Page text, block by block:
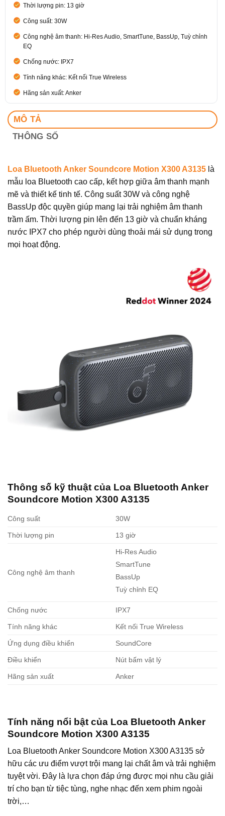
Thời lượng pin: 13 giờ
Công suất: 30W
Công nghệ âm thanh: Hi-Res Audio, SmartTune, BassUp, Tuỳ chỉnh
EQ
Chống nước: IPX7
Tính năng khác: Kết nối True Wireless
Hãng sản xuất: Anker
MÔ TẢ
THÔNG SỐ
Loa Bluetooth Anker Soundcore Motion X300 A3135 là
mẫu loa Bluetooth cao cấp, kết hợp giữa âm thanh mạnh
mẽ và thiết kế tinh tế. Công suất 30W và công nghệ
BassUp độc quyền giúp mang lại trải nghiệm âm thanh
trầm ấm. Thời lượng pin lên đến 13 giờ và chuẩn kháng
nước IPX7 cho phép người dùng thoải mái sử dụng trong
mọi hoạt động.
Thông số kỹ thuật của Loa Bluetooth Anker
Soundcore Motion X300 A3135
Công suất 30W
Thời lượng pin 13 giờ
Công nghệ âm thanh
Hi-Res Audio
SmartTune
BassUp
Tuỳ chỉnh EQ
Chống nước IPX7
Tính năng khác Kết nối True Wireless
Ứng dụng điều khiển SoundCore
Điều khiển Nút bấm vật lý
Hãng sản xuất Anker
Tính năng nổi bật của Loa Bluetooth Anker
Soundcore Motion X300 A3135
Loa Bluetooth Anker Soundcore Motion X300 A3135 sở
hữu các ưu điểm vượt trội mang lại chất âm và trải nghiệm
tuyệt vời. Đây là lựa chọn đáp ứng được mọi nhu cầu giải
trí cho bạn từ tiệc tùng, nghe nhạc đến xem phim ngoài
trời,…